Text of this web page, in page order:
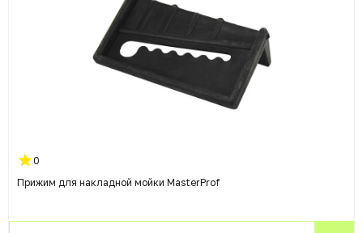
0
Прижим для накладной мойки MasterProf